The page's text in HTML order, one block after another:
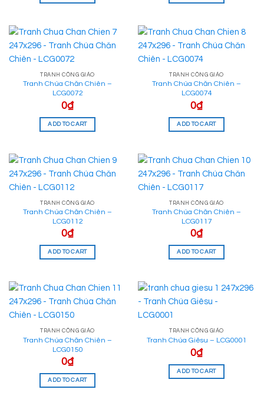
TRANH CÔNG GIÁO
Tranh Chúa Chăn Chiên –
LCG0072
0₫
ADD TO CART
TRANH CÔNG GIÁO
Tranh Chúa Chăn Chiên –
LCG0074
0₫
ADD TO CART
TRANH CÔNG GIÁO
Tranh Chúa Chăn Chiên –
LCG0112
0₫
ADD TO CART
TRANH CÔNG GIÁO
Tranh Chúa Chăn Chiên –
LCG0117
0₫
ADD TO CART
TRANH CÔNG GIÁO
Tranh Chúa Chăn Chiên –
LCG0150
0₫
ADD TO CART
TRANH CÔNG GIÁO
Tranh Chúa Giêsu – LCG0001
0₫
ADD TO CART